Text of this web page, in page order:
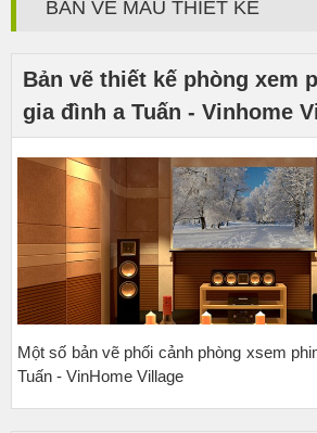
BẢN VẼ MẪU THIẾT KẾ
Bản vẽ thiết kế phòng xem
gia đình a Tuấn - Vinhome
Một số bản vẽ phối cảnh phòng xsem
Tuấn - VinHome Village